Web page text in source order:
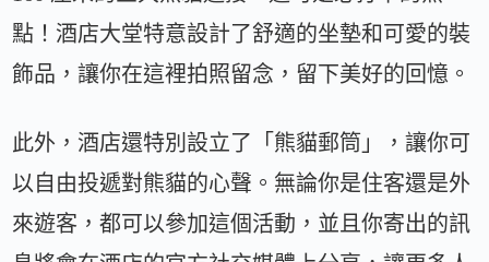
點！酒店大堂特意設計了舒適的坐墊和可愛的裝
飾品，讓你在這裡拍照留念，留下美好的回憶。
此外，酒店還特別設立了「熊貓郵筒」，讓你可
以自由投遞對熊貓的心聲。無論你是住客還是外
來遊客，都可以參加這個活動，並且你寄出的訊